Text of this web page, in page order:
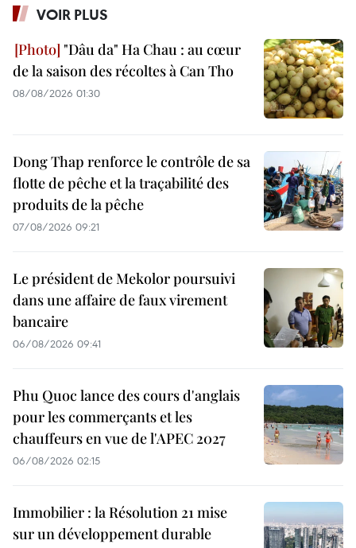
VOIR PLUS
"Dâu da" Ha Chau : au cœur
de la saison des récoltes à Can Tho
08/08/2026 01:30
Dong Thap renforce le contrôle de sa
flotte de pêche et la traçabilité des
produits de la pêche
07/08/2026 09:21
Le président de Mekolor poursuivi
dans une affaire de faux virement
bancaire
06/08/2026 09:41
Phu Quoc lance des cours d'anglais
pour les commerçants et les
chauffeurs en vue de l'APEC 2027
06/08/2026 02:15
Immobilier : la Résolution 21 mise
sur un développement durable